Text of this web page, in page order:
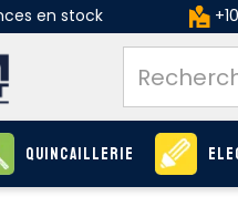
en stock
Quincaillerie